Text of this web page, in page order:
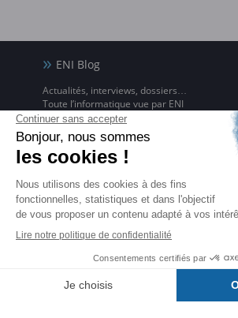
ENI Blog
Actualités, interviews, dossiers…
Toute l’informatique vue par ENI
ENI Ecole informatique
Formations de BAC+2 à BAC+5,
dans nos campus physiques et en ligne
Groupe ENI
Expert de la formation informatique
sous toutes ses formes depuis 1981
ENI Service
Formations avec formateur à l'informatique,
à distance ou en présentiel